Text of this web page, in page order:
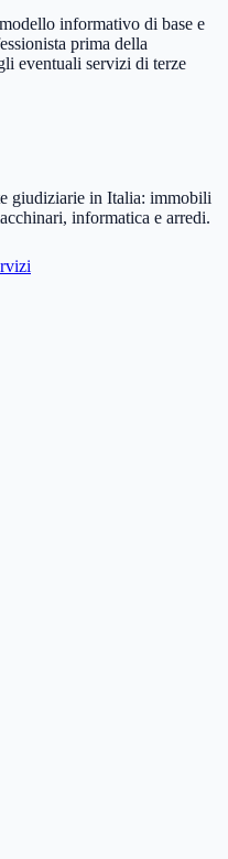
informativo di base e
prima della
eventuali servizi di terze
giudiziarie in Italia: immobili
informatica e arredi.